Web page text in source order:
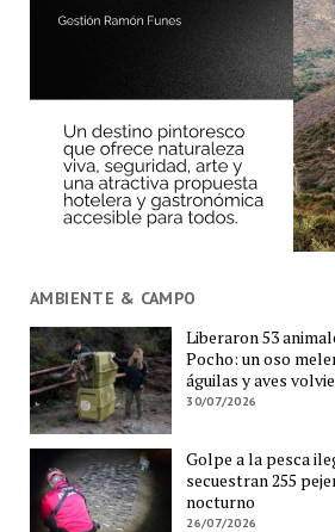
AMBIENTE & CAMPO
Liberaron 53
Pocho: un oso
águilas y aves
30/07/2026
Golpe a la pesca
secuestran 255
nocturno
26/07/2026